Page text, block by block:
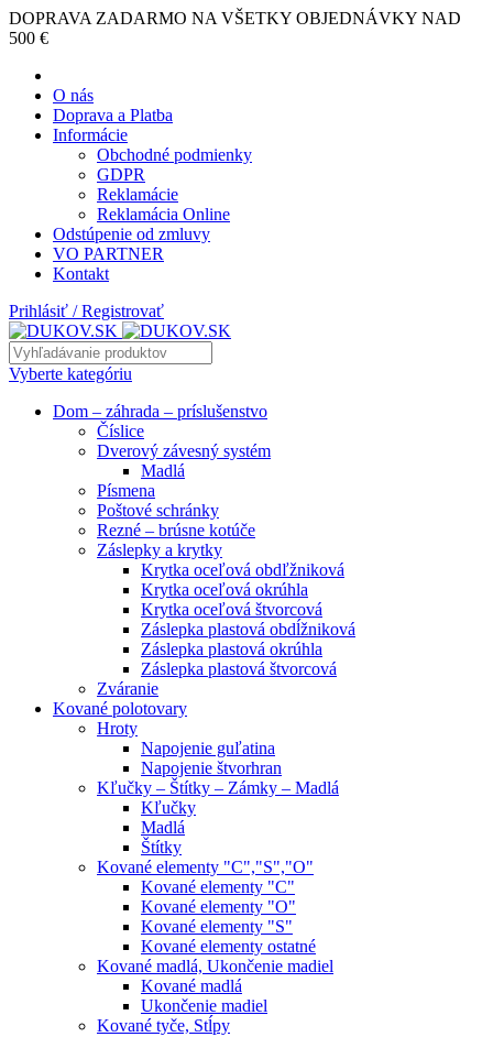
DOPRAVA ZADARMO NA VŠETKY OBJEDNÁVKY NAD
500 €
O nás
Doprava a Platba
Informácie
Obchodné podmienky
GDPR
Reklamácie
Reklamácia Online
Odstúpenie od zmluvy
VO PARTNER
Kontakt
Prihlásiť / Registrovať
Vyberte kategóriu
Dom – záhrada – príslušenstvo
Číslice
Dverový závesný systém
Madlá
Písmena
Poštové schránky
Rezné – brúsne kotúče
Záslepky a krytky
Krytka oceľová obdľžniková
Krytka oceľová okrúhla
Krytka oceľová štvorcová
Záslepka plastová obdĺžniková
Záslepka plastová okrúhla
Záslepka plastová štvorcová
Zváranie
Kované polotovary
Hroty
Napojenie guľatina
Napojenie štvorhran
Kľučky – Štítky – Zámky – Madlá
Kľučky
Madlá
Štítky
Kované elementy "C","S","O"
Kované elementy "C"
Kované elementy "O"
Kované elementy "S"
Kované elementy ostatné
Kované madlá, Ukončenie madiel
Kované madlá
Ukončenie madiel
Kované tyče, Stĺpy